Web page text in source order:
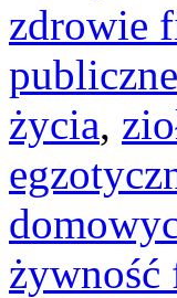
zdrowie
publiczne
życia,
żywność